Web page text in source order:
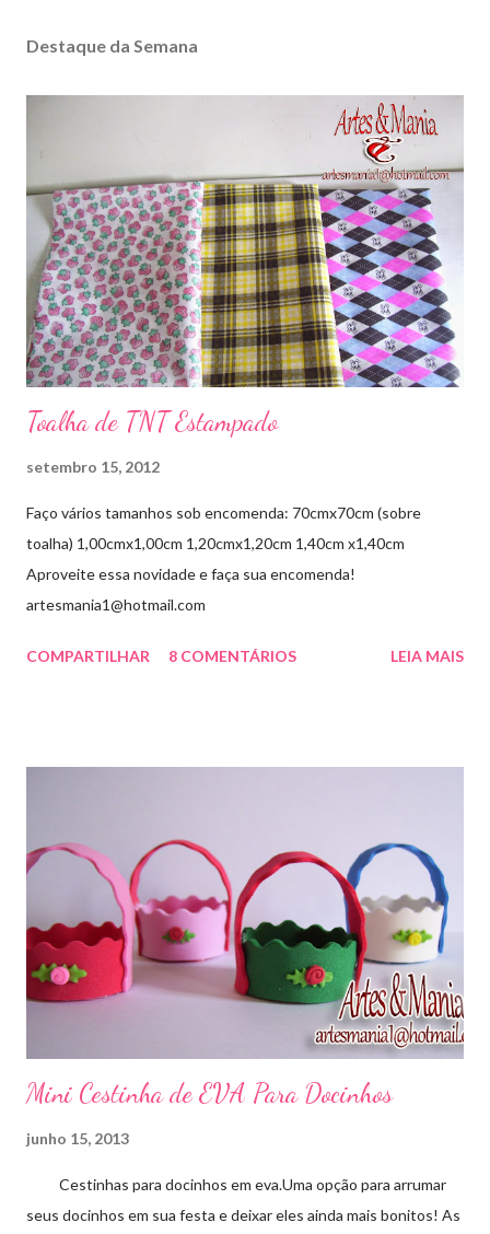
Destaque da Semana
Toalha de TNT Estampado
setembro 15, 2012
Faço vários tamanhos sob encomenda: 70cmx70cm (sobre
toalha) 1,00cmx1,00cm 1,20cmx1,20cm 1,40cm x1,40cm
Aproveite essa novidade e faça sua encomenda!
artesmania1@hotmail.com
COMPARTILHAR 8 COMENTÁRIOS LEIA MAIS
Mini Cestinha de EVA Para Docinhos
junho 15, 2013
Cestinhas para docinhos em eva.Uma opção para arrumar
seus docinhos em sua festa e deixar eles ainda mais bonitos! As